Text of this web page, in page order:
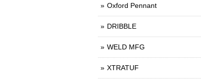
Oxford Pennant
DRIBBLE
WELD MFG
XTRATUF